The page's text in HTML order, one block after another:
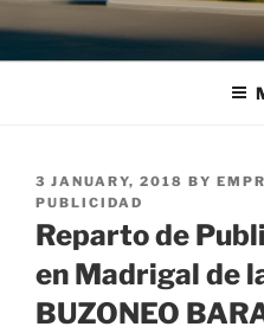
POSTED
ON
3 JANUARY, 2018 BY
PUBLICIDAD
Reparto de
en Madrigal de
BUZONEO